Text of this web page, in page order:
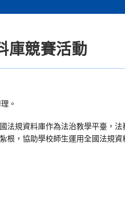
庫競賽活動
。
法規資料庫作為法治教學平臺，
根，協助學校師生運用全國法規